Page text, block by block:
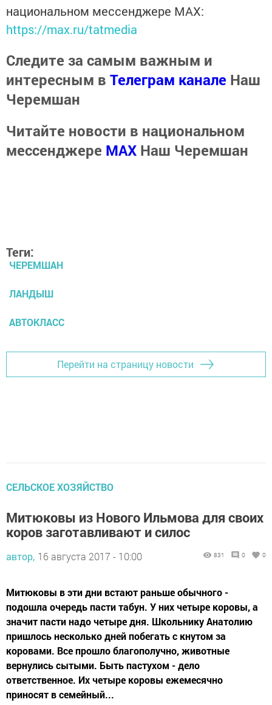
национальном мессенджере MАХ:
https://max.ru/tatmedia
Следите за самым важным и
интересным в Телеграм канале Наш
Черемшан
Читайте новости в национальном
мессенджере MАХ Наш Черемшан
Теги:
ЧЕРЕМШАН
ЛАНДЫШ
АВТОКЛАСС
Перейти на страницу новости
СЕЛЬСКОЕ ХОЗЯЙСТВО
Митюковы из Нового Ильмова для своих
коров заготавливают и силос
автор, 16 августа 2017 - 10:00 831 0 0
Митюковы в эти дни встают раньше обычного -
подошла очередь пасти табун. У них четыре коровы, а
значит пасти надо четыре дня. Школьнику Анатолию
пришлось несколько дней побегать с кнутом за
коровами. Все прошло благополучно, животные
вернулись сытыми. Быть пастухом - дело
ответственное. Их четыре коровы ежемесячно
приносят в семейный...